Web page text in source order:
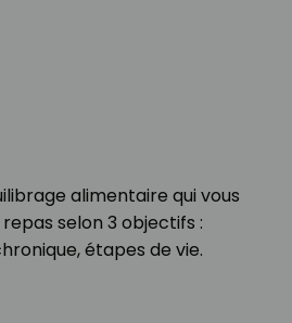
alimentaire qui vous
selon 3 objectifs :
étapes de vie.